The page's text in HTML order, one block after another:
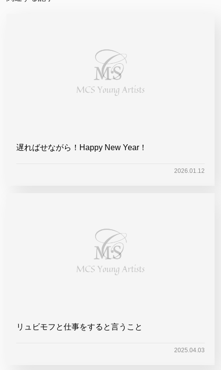
遅ればせながら！Happy New Year！
2026.01.12
リュビモフと仕事をすると言うこと
2025.04.03